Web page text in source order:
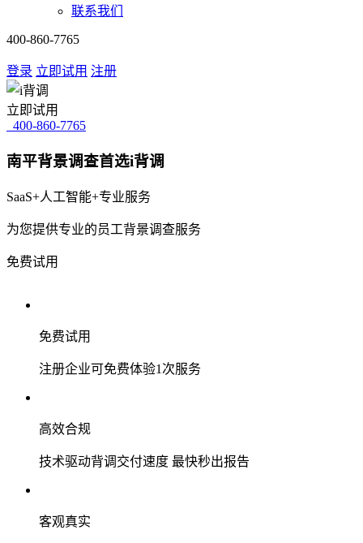
联系我们
400-860-7765
登录 立即试用 注册
立即试用
400-860-7765
南平背景调查首选i背调
SaaS+人工智能+专业服务
为您提供专业的员工背景调查服务
免费试用
免费试用
注册企业可免费体验1次服务
高效合规
技术驱动背调交付速度 最快秒出报告
客观真实